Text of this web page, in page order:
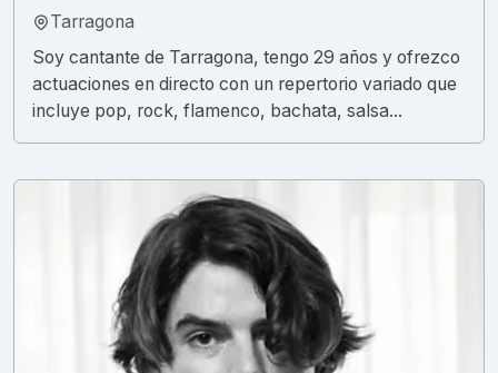
Tarragona
Soy cantante de Tarragona, tengo 29 años y ofrezco
actuaciones en directo con un repertorio variado que
incluye pop, rock, flamenco, bachata, salsa...